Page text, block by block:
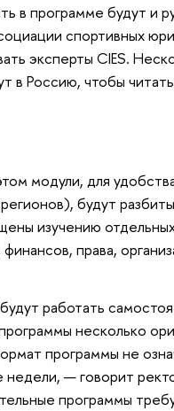
в программе будут и
спортивных
эксперты CIES.
в Россию, чтобы
модули, для
будут
изучению
права,
работать
несколько
программы не
недели, — говорит
программы